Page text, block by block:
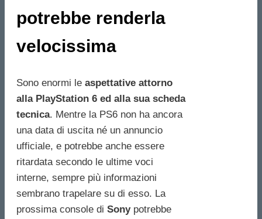
potrebbe renderla
velocissima
Sono enormi le aspettative attorno
alla PlayStation 6 ed alla sua scheda
tecnica. Mentre la PS6 non ha ancora
una data di uscita né un annuncio
ufficiale, e potrebbe anche essere
ritardata secondo le ultime voci
interne, sempre più informazioni
sembrano trapelare su di esso. La
prossima console di Sonypotrebbe